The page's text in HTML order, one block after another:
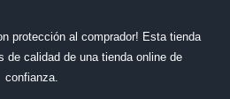
protección al comprador! Esta tienda
de calidad de una tienda online de
confianza.